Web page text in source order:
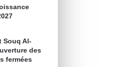
Souq Al-
des
fermées